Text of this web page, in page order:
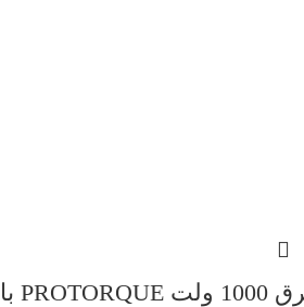
اچار ترکمتر عایق برق 1000 ولت PROTORQUE با